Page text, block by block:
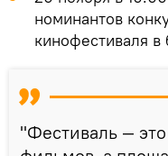
номинантов
кинофестиваля
"Фестиваль —